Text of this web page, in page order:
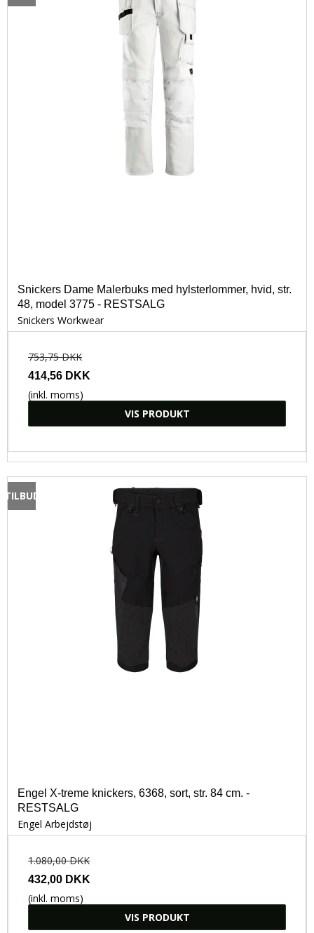
Snickers Dame Malerbuks med hylsterlommer, hvid, str.
48, model 3775 - RESTSALG
Snickers Workwear
753,75 DKK
414,56 DKK
(inkl. moms)
VIS PRODUKT
TILBUD
Engel X-treme knickers, 6368, sort, str. 84 cm. -
RESTSALG
Engel Arbejdstøj
1.080,00 DKK
432,00 DKK
(inkl. moms)
VIS PRODUKT